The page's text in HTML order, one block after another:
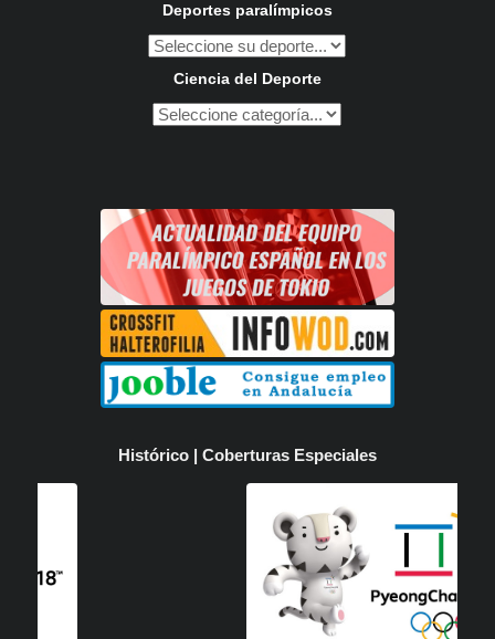
Deportes paralímpicos
Ciencia del Deporte
Histórico | Coberturas Especiales